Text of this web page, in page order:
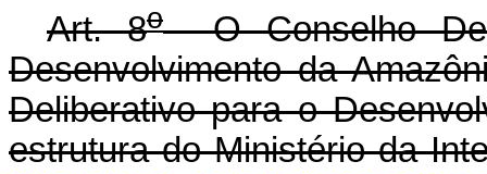
Art. 8oO Conselho
Desenvolvimento da
Deliberativo para o
estrutura do Ministério da